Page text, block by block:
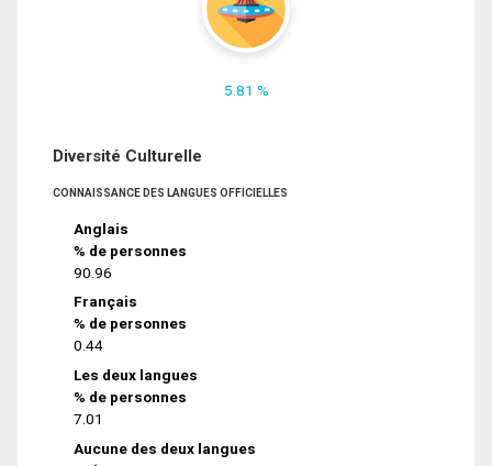
5.81 %
Diversité Culturelle
CONNAISSANCE DES LANGUES OFFICIELLES
Anglais
% de personnes
90.96
Français
% de personnes
0.44
Les deux langues
% de personnes
7.01
Aucune des deux langues